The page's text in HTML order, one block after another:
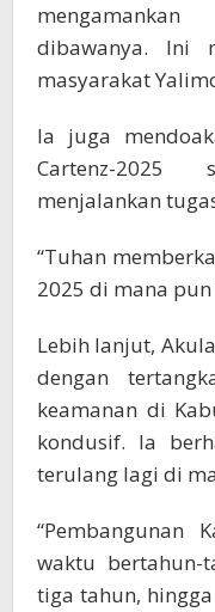
dibawanya. Ini
masyarakat
Ia juga
Cartenz-
menjalankan
“Tuhan
2025 di mana
Lebih lanjut,
dengan
keamanan di
kondusif. Ia
terulang lagi di
“Pembangunan
waktu bertahun-
tiga tahun,